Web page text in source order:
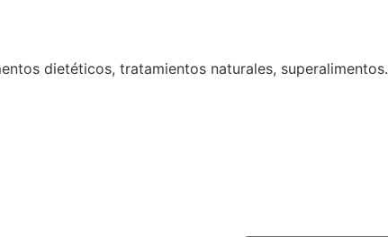
dietéticos, tratamientos naturales, superalimentos.